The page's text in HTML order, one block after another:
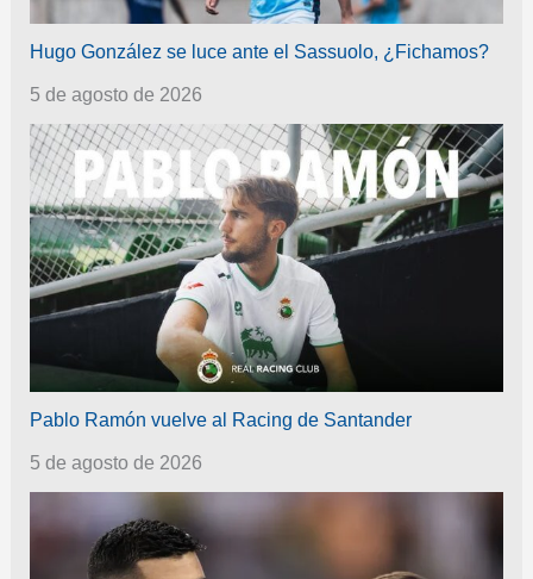
Hugo González se luce ante el Sassuolo, ¿Fichamos?
5 de agosto de 2026
Pablo Ramón vuelve al Racing de Santander
5 de agosto de 2026